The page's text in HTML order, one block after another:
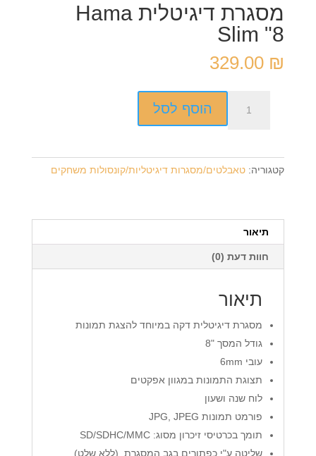
מסגרת דיגיטלית Hama
Slim "8
329.00 ₪
הוסף לסל
קטגוריה: טאבלטים/מסגרות דיגיטליות/קונסולות משחקים
תיאור
חוות דעת (0)
תיאור
מסגרת דיגיטלית דקה במיוחד להצגת תמונות
גודל המסך "8
עובי 6mm
תצוגת התמונות במגוון אפקטים
לוח שנה ושעון
פורמט תמונות JPG, JPEG
תומך בכרטיסי זיכרון מסוג: SD/SDHC/MMC
שליטה ע"י כפתורים בגב המסגרת (ללא שלט)